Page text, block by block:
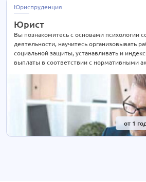
Туризм
Экономика и банковское дело
Юриспруденция
от 1
Юриспруденция
Юрист
Вы познакомитесь с основами психологии
деятельности, научитесь организовывать
социальной защиты, устанавливать и
выплаты в соответствии с нормативными